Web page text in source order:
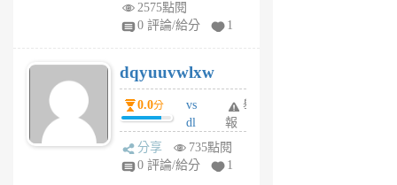
tu
6
個
月
前
2575點閱
0 評論/給分
1
dqyuuvwlxw
0.0分
vs
dl
sq
fy
舉
報
分享
735點閱
0 評論/給分
1